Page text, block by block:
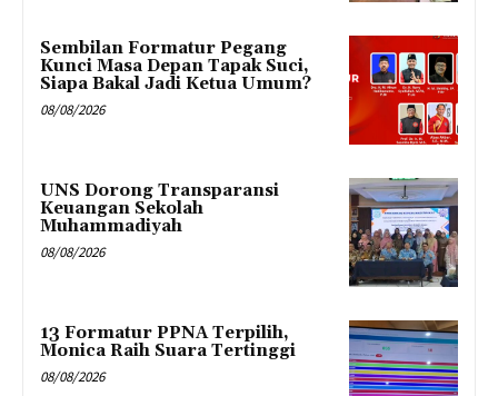
Sembilan Formatur Pegang
Kunci Masa Depan Tapak Suci,
Siapa Bakal Jadi Ketua Umum?
08/08/2026
UNS Dorong Transparansi
Keuangan Sekolah
Muhammadiyah
08/08/2026
13 Formatur PPNA Terpilih,
Monica Raih Suara Tertinggi
08/08/2026